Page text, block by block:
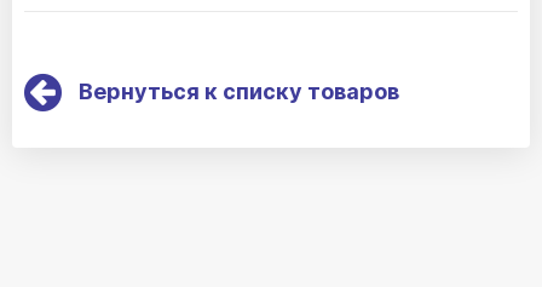
Вернуться к списку товаров